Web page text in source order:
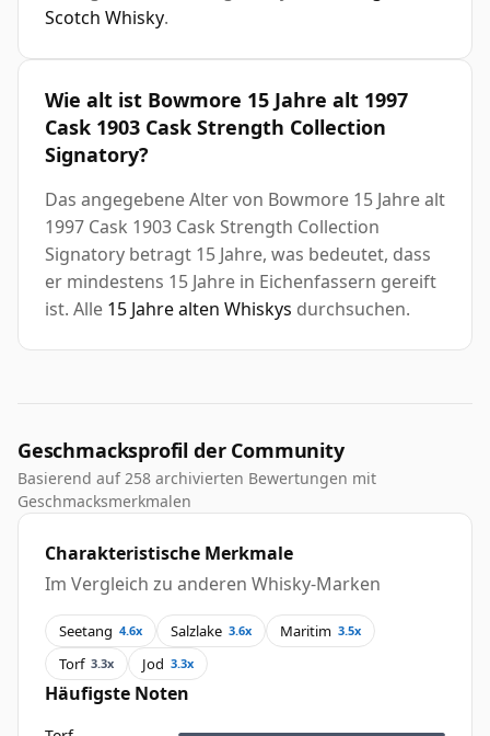
Scotch Whisky.
Wie alt ist Bowmore 15 Jahre alt 1997
Cask 1903 Cask Strength Collection
Signatory?
Das angegebene Alter von Bowmore 15 Jahre alt
1997 Cask 1903 Cask Strength Collection
Signatory betragt 15 Jahre, was bedeutet, dass
er mindestens 15 Jahre in Eichenfassern gereift
ist. Alle 15 Jahre alten Whiskys durchsuchen.
Geschmacksprofil der Community
Basierend auf 258 archivierten Bewertungen mit
Geschmacksmerkmalen
Charakteristische Merkmale
Im Vergleich zu anderen Whisky-Marken
Seetang 4.6x Salzlake 3.6x Maritim 3.5x
Torf 3.3x Jod 3.3x
Häufigste Noten